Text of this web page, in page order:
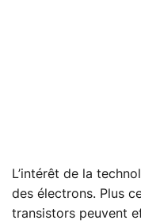
L’intérêt de la
des électrons. Plus
transistors peuvent